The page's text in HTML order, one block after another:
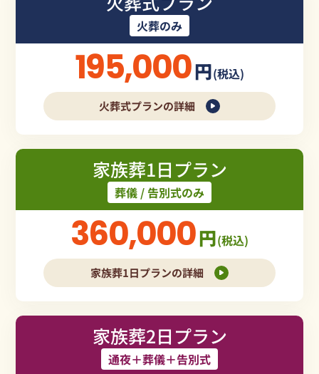
火葬のみ
195,000円(税込)
火葬式プランの詳細
家族葬1日プラン
葬儀 / 告別式のみ
360,000円(税込)
家族葬1日プランの詳細
家族葬2日プラン
通夜＋葬儀＋告別式